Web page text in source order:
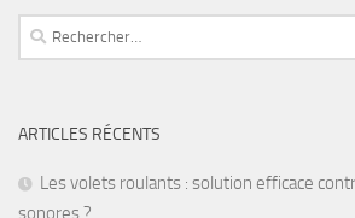
ARTICLES RÉCENTS
Les volets roulants : solution efficace
sonores ?